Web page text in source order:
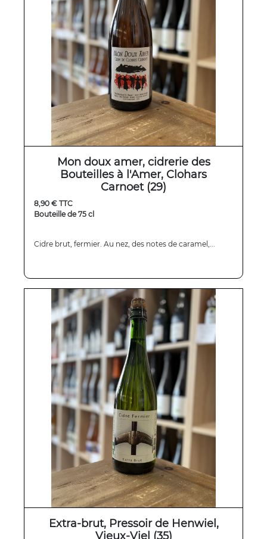
Mon doux amer, cidrerie des
Bouteilles à l'Amer, Clohars
Carnoet (29)
8,90 € TTC
Bouteille de 75 cl
Cidre brut, fermier. Au nez, des notes de caramel,...
Extra-brut, Pressoir de Henwiel,
Vieux-Viel (35)